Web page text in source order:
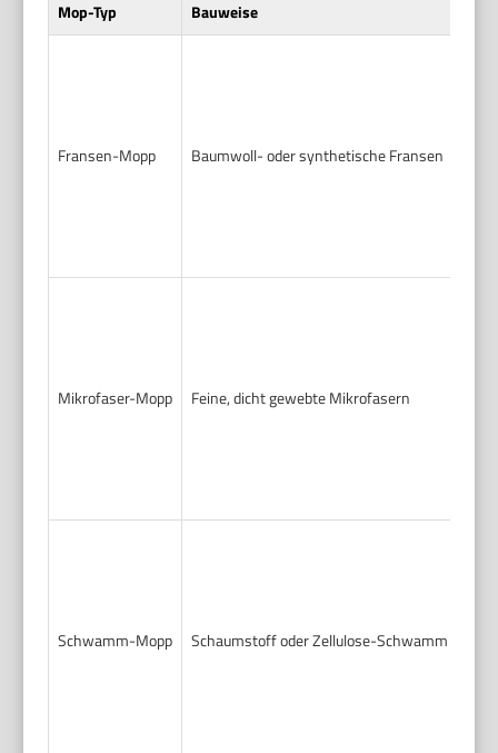
Mop-Typ Bauweise
Fransen-Mopp Baumwoll- oder synthetische Fransen
Mikrofaser-Mopp Feine, dicht gewebte Mikrofasern
Schwamm-Mopp Schaumstoff oder Zellulose-Schwamm